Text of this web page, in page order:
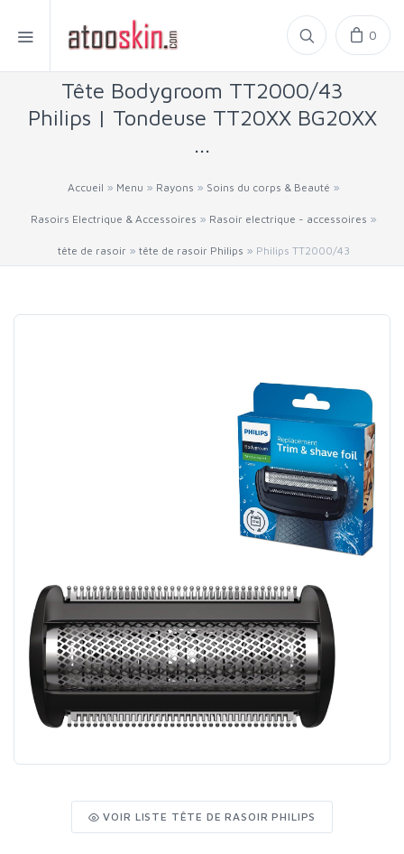
0
Tête Bodygroom TT2000/43
Philips | Tondeuse TT20XX BG20XX
...
Accueil » Menu » Rayons » Soins du corps & Beauté »
Rasoirs Electrique & Accessoires » Rasoir electrique - accessoires »
tête de rasoir » tête de rasoir Philips » Philips TT2000/43
VOIR LISTE TÊTE DE RASOIR PHILIPS